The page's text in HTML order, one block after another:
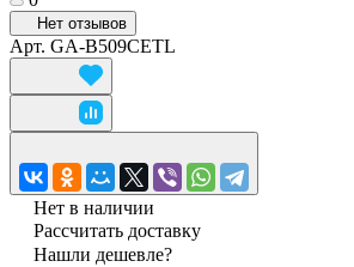
Нет отзывов
Арт. GA-B509CETL
Нет в наличии
Рассчитать доставку
Нашли дешевле?